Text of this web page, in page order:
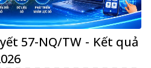
57-NQ/TW - Kết quả